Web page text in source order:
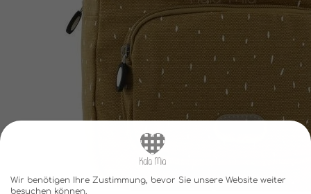
Wir benötigen Ihre Zustimmung, bevor Sie unsere Website weiter
besuchen können.